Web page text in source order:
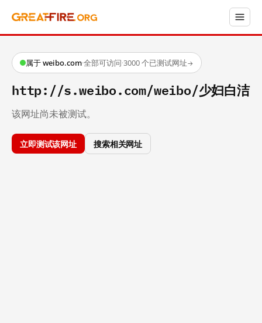
属于 weibo.com·全部可访问·3000 个已测试网址→
http://s.weibo.com/weibo/少妇白洁
该网址尚未被测试。
立即测试该网址 搜索相关网址